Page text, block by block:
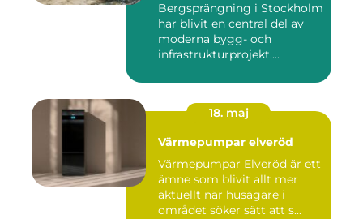
Bergsprängning i Stockholm
har blivit en central del av
moderna bygg- och
infrastrukturprojekt....
18. maj
Värmepumpar elveröd
Värmepumpar Elveröd är ett
ämne som blivit allt mer
aktuellt när husägare i
området söker sätt att s...